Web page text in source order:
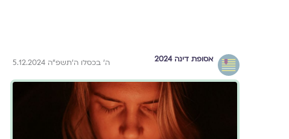
אסופת דינה 2024 ה׳ בכסלו ה׳תשפ״ה 5.12.2024